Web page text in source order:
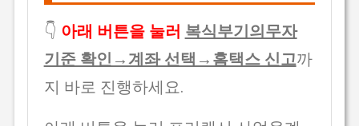
👇 아래 버튼을 눌러 복식부기의무자
기준 확인→계좌 선택→홈택스 신고까
지 바로 진행하세요.